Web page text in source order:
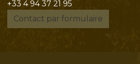
+33 4 94 37 21 95
Contact par formulaire